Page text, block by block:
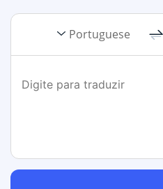
Portuguese